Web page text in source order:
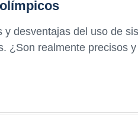
y desventajas del uso de
¿Son realmente precisos